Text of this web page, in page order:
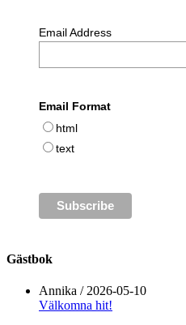
Email Address
Email Format
html
text
Gästbok
Annika / 2026-05-10
Välkomna hit!